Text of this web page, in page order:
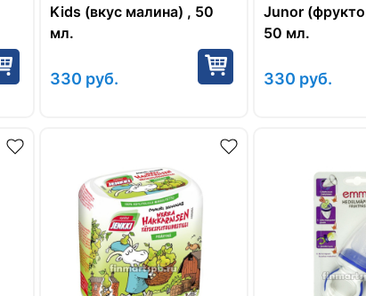
Kids (вкус малина) , 50
мл.
330 руб.
Junor
50 мл.
330 руб.